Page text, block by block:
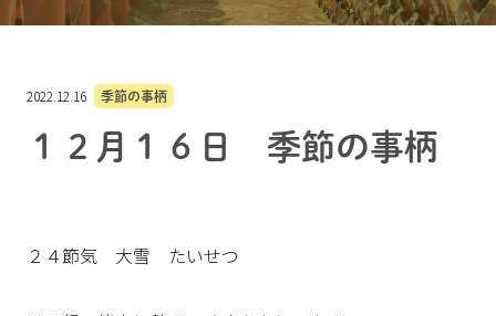
2022.12.16 季節の事柄
１２月１６日 季節の事柄
２４節気 大雪 たいせつ